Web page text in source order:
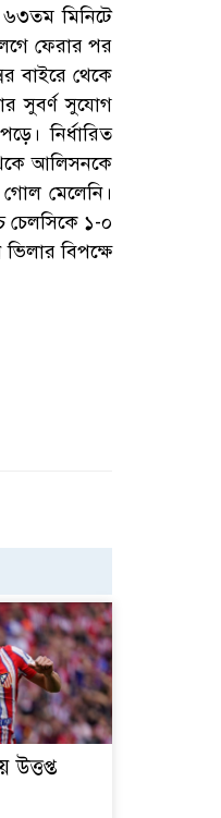
মিনিটে
ফেরার পর
বাইরে থেকে
সুবর্ণ সুযোগ
নির্ধারিত
আলিসনকে
মেলেনি।
চেলসিকে ১-০
বিপক্ষে